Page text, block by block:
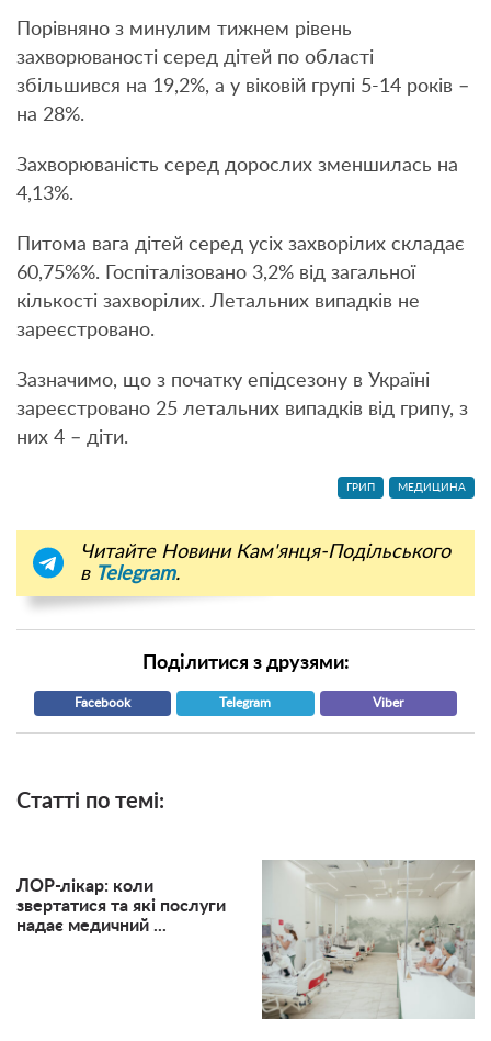
Порівняно з минулим тижнем рівень
захворюваності серед дітей по області
збільшився на 19,2%, а у віковій групі 5-14 років –
на 28%.
Захворюваність серед дорослих зменшилась на
4,13%.
Питома вага дітей серед усіх захворілих складає
60,75%%. Госпіталізовано 3,2% від загальної
кількості захворілих. Летальних випадків не
зареєстровано.
Зазначимо, що з початку епідсезону в Україні
зареєстровано 25 летальних випадків від грипу, з
них 4 – діти.
ГРИП МЕДИЦИНА
Читайте Новини Кам'янця-Подільського
в Telegram.
Поділитися з друзями:
Facebook Telegram Viber
Статті по темі:
ЛОР-лікар: коли
звертатися та які послуги
надає медичний ...